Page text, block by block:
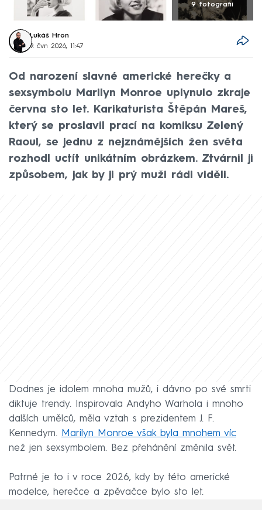
9 fotografií
Lukáš Hron
9. čvn 2026, 11:47
Od narození slavné americké herečky a
sexsymbolu Marilyn Monroe uplynulo zkraje
června sto let. Karikaturista Štěpán Mareš,
který se proslavil prací na komiksu Zelený
Raoul, se jednu z nejznámějších žen světa
rozhodl uctít unikátním obrázkem. Ztvárnil ji
způsobem, jak by ji prý muži rádi viděli.
Dodnes je idolem mnoha mužů, i dávno po své smrti
diktuje trendy. Inspirovala Andyho Warhola i mnoho
dalších umělců, měla vztah s prezidentem J. F.
Kennedym. Marilyn Monroe však byla mnohem víc
než jen sexsymbolem. Bez přehánění změnila svět.
Patrné je to i v roce 2026, kdy by této americké
modelce, herečce a zpěvačce bylo sto let.